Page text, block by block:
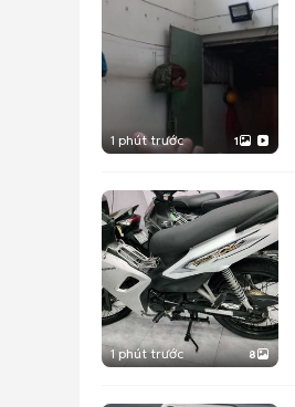
1 phút trước 1
1 phút trước 8